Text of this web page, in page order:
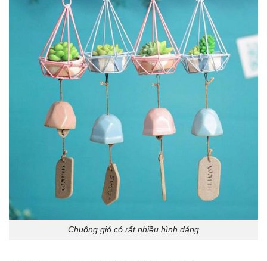
Chuông gió có rất nhiều hình dáng